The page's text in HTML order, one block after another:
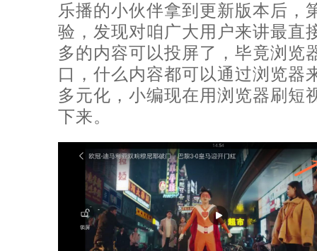
乐播的小伙伴拿到更新版本后，
验，发现对咱广大用户来讲最直
多的内容可以投屏了，毕竟浏览
口，什么内容都可以通过浏览器
多元化，小编现在用浏览器刷短
下来。